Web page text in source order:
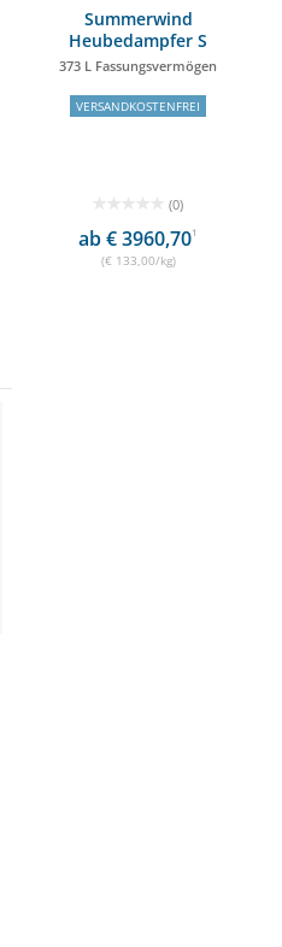
Summerwind
Heubedampfer S
373 L Fassungsvermögen
VERSANDKOSTENFREI
(0)
ab € 3960,701
(€ 133,00/kg)